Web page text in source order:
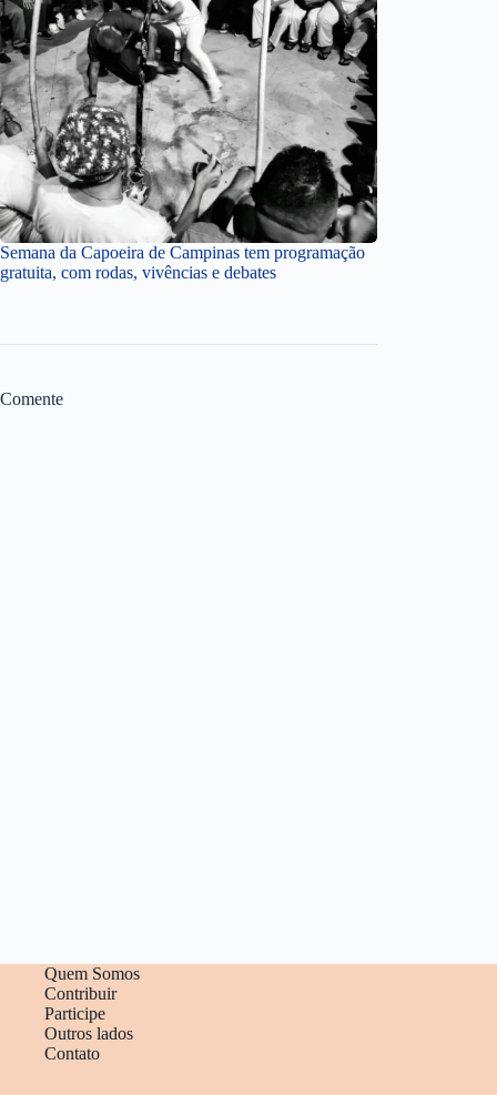
Semana da Capoeira de Campinas tem programação
gratuita, com rodas, vivências e debates
Comente
Quem Somos
Contribuir
Participe
Outros lados
Contato